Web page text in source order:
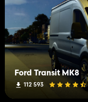
Ford Transit MK8
112 593